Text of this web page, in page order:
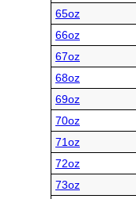
65oz
66oz
67oz
68oz
69oz
70oz
71oz
72oz
73oz